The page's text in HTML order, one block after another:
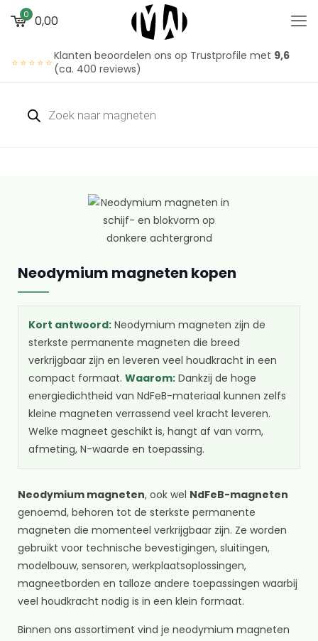
0 0,00
⭐⭐⭐⭐⭐Klanten beoordelen ons op Trustprofile met 9,6
(ca. 400 reviews)
Neodymium magneten kopen
Kort antwoord: Neodymium magneten zijn de
sterkste permanente magneten die breed
verkrijgbaar zijn en leveren veel houdkracht in een
compact formaat. Waarom: Dankzij de hoge
energiedichtheid van NdFeB-materiaal kunnen zelfs
kleine magneten verrassend veel kracht leveren.
Welke magneet geschikt is, hangt af van vorm,
afmeting, N-waarde en toepassing.
Neodymium magneten, ook wel NdFeB-magneten
genoemd, behoren tot de sterkste permanente
magneten die momenteel verkrijgbaar zijn. Ze worden
gebruikt voor technische bevestigingen, sluitingen,
modelbouw, sensoren, werkplaatsoplossingen,
magneetborden en talloze andere toepassingen waarbij
veel houdkracht nodig is in een klein formaat.
Binnen ons assortiment vind je neodymium magneten